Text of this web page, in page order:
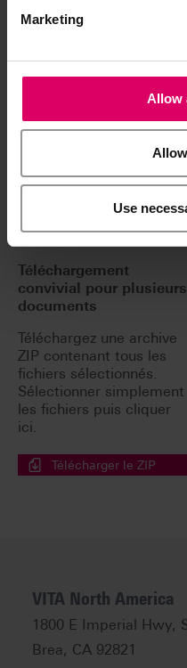
Marketing
Allow
Use
can find all publications
about products from
This includes documents
about VITA products
which may not be
available in your country.
Téléchargement
convivial pour plusieurs
documents
Téléchargez une archive
ZIP contenant tous les
fichiers sélectionnés.
Sélectionner simplement
les fichiers puis cliquer
ici.
Télécharger le ZIP
VITA North America
1800 E Imperial Hwy,
Brea, CA 92821